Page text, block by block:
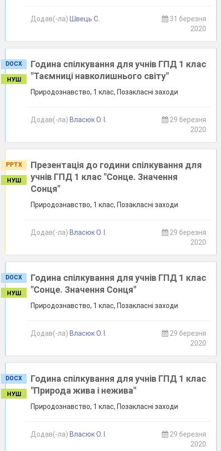
Додав(-ла) Швець С.
31 березня
2020
DOCX
НУШ
Година спілкування для учнів ГПД 1 клас
"Таємниці навколишнього світу"
Природознавство, 1 клас, Позакласні заходи
Додав(-ла) Власюк О. І.
29 березня
2020
PPTX
НУШ
Презентація до години спілкування для
учнів ГПД 1 клас "Сонце. Значення
Сонця"
Природознавство, 1 клас, Позакласні заходи
Додав(-ла) Власюк О. І.
29 березня
2020
DOCX
НУШ
Година спілкування для учнів ГПД 1 клас
"Сонце. Значення Сонця"
Природознавство, 1 клас, Позакласні заходи
Додав(-ла) Власюк О. І.
29 березня
2020
DOCX
НУШ
Година спілкування для учнів ГПД 1 клас
"Природа жива і нежива"
Природознавство, 1 клас, Позакласні заходи
Додав(-ла) Власюк О. І.
29 березня
2020